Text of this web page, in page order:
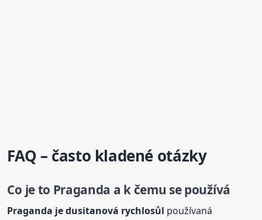
FAQ – často kladené otázky
Co je to Praganda a k čemu se používá
Praganda je dusitanová rychlosůl používaná